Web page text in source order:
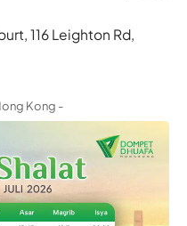
116 Leighton Rd,
Kong -